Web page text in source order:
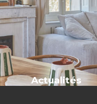
Actualités